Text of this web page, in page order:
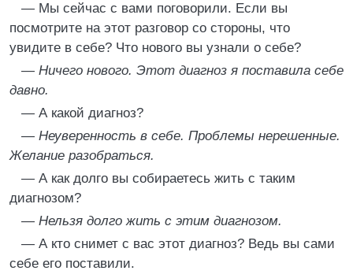
— Мы сейчас с вами поговорили. Если вы
посмотрите на этот разговор со стороны, что
увидите в себе? Что нового вы узнали о себе?
— Ничего нового. Этот диагноз я поставила себе
давно.
— А какой диагноз?
— Неуверенность в себе. Проблемы нерешенные.
Желание разобраться.
— А как долго вы собираетесь жить с таким
диагнозом?
— Нельзя долго жить с этим диагнозом.
— А кто снимет с вас этот диагноз? Ведь вы сами
себе его поставили.